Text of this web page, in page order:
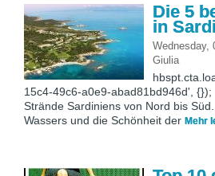
Die 5
in
Wednesday,
Giulia
15c4-49c6-a0e9-abad81bd946d',
Strände Sardiniens von Nord bis
Wassers und die Schönheit der Mehr